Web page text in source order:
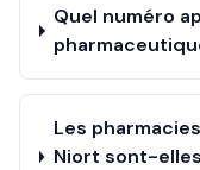
Quel numéro
Les
Niort sont-